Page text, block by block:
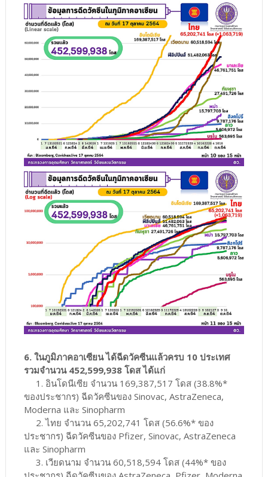
6. ในภูมิภาคอาเซียน ได้ฉีดวัคซีนแล้วครบ 10 ประเทศ
รวมจำนวน 452,599,938 โดส ได้แก่
1. อินโดนีเซีย จำนวน 169,387,517 โดส (38.8%*
ของประชากร) ฉีดวัคซีนของ Sinovac, AstraZeneca,
Moderna และ Sinopharm
2. ไทย จำนวน 65,202,741 โดส (56.6%* ของ
ประชากร) ฉีดวัคซีนของ Pfizer, Sinovac, AstraZeneca
และ Sinopharm
3. เวียดนาม จำนวน 60,518,594 โดส (44%* ของ